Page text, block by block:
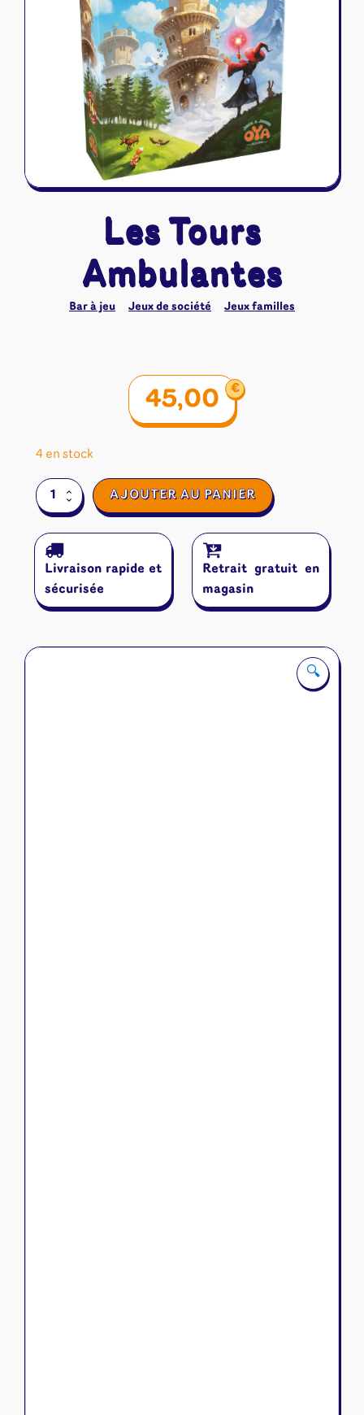
Naruto Mythos
Autres
Tapis de jeu
🔍
Les Tours
Ambulantes
Bar à jeu Jeux de société Jeux familles
45,00 €
4 en stock
quantité
de
Tours
Ambulantes
AJOUTER AU PANIER
Livraison rapide et
sécurisée
Retrait gratuit en
magasin